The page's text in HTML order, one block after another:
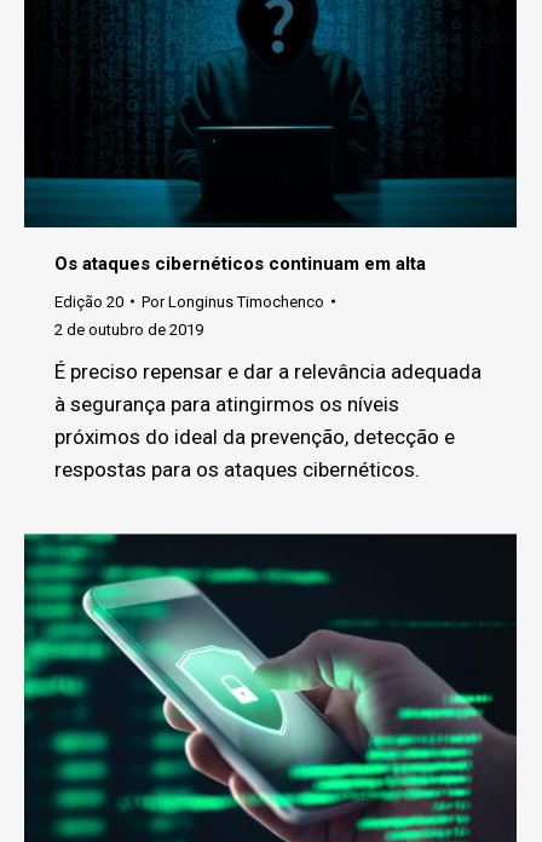
Os ataques cibernéticos continuam em alta
Edição 20 PorLonginus Timochenco
2 de outubro de 2019
É preciso repensar e dar a relevância adequada
à segurança para atingirmos os níveis
próximos do ideal da prevenção, detecção e
respostas para os ataques cibernéticos.